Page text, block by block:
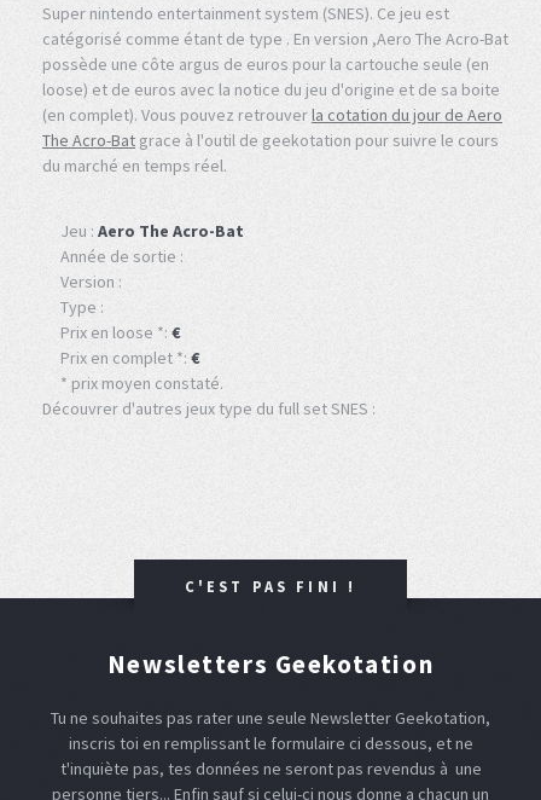
Super nintendo entertainment system (SNES). Ce jeu est
catégorisé comme étant de type . En version ,Aero The Acro-Bat
possède une côte argus de euros pour la cartouche seule (en
loose) et de euros avec la notice du jeu d'origine et de sa boite
(en complet). Vous pouvez retrouverla cotation du jour de Aero
The Acro-Bat grace à l'outil de geekotation pour suivre le cours
du marché en temps réel.
Jeu : Aero The Acro-Bat
Année de sortie :
Version :
Type :
Prix en loose *: €
Prix en complet *: €
* prix moyen constaté.
Découvrer d'autres jeux type du full set SNES :
C'EST PAS FINI !
Newsletters Geekotation
Tu ne souhaites pas rater une seule Newsletter Geekotation,
inscris toi en remplissant le formulaire ci dessous, et ne
t'inquiète pas, tes données ne seront pas revendus à une
personne tiers... Enfin sauf si celui-ci nous donne a chacun un